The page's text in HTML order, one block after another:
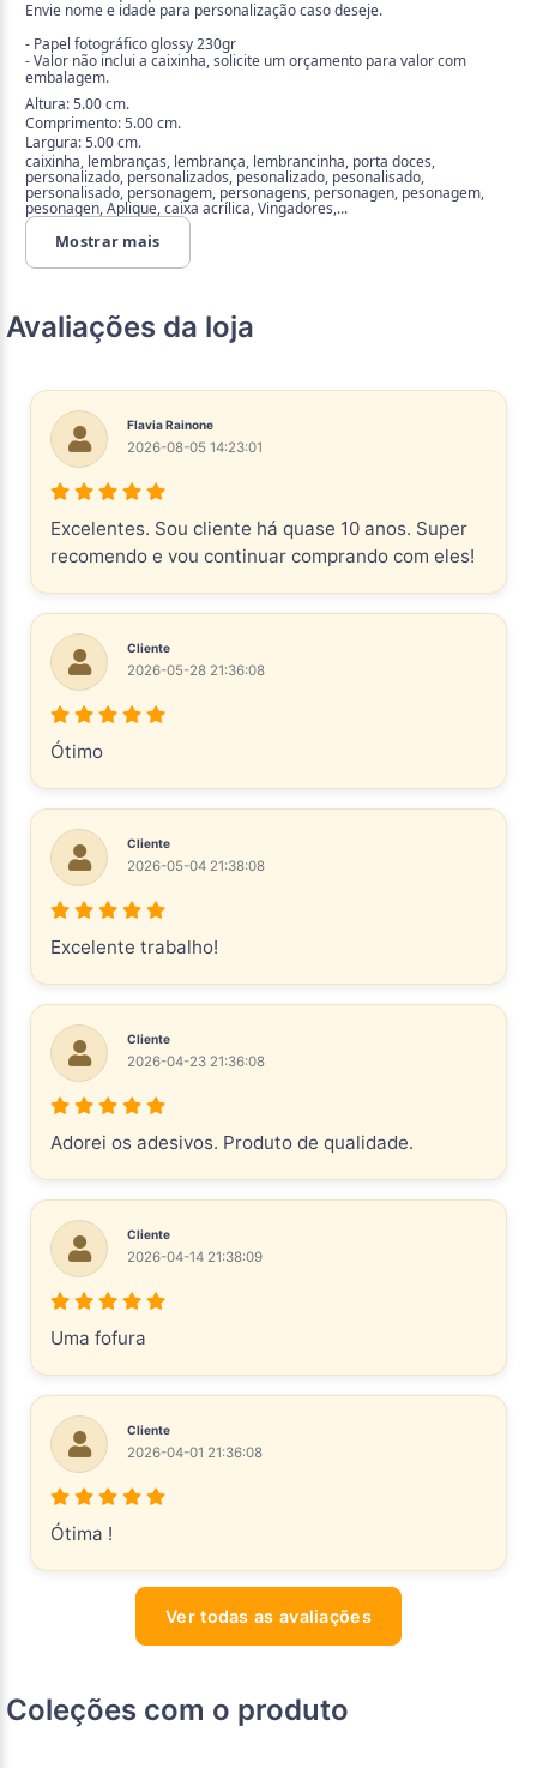
Envie nome e idade para personalização caso deseje.
- Papel fotográfico glossy 230gr
- Valor não inclui a caixinha, solicite um orçamento para valor com
embalagem.
Altura: 5.00 cm.
Comprimento: 5.00 cm.
Largura: 5.00 cm.
caixinha, lembranças, lembrança, lembrancinha, porta doces,
personalizado, personalizados, pesonalizado, pesonalisado,
personalisado, personagem, personagens, personagen, pesonagem,
pesonagen, Aplique, caixa acrílica, Vingadores,...
Mostrar mais
Avaliações da loja
Flavia Rainone
2026-08-05 14:23:01
Excelentes. Sou cliente há quase 10 anos. Super
recomendo e vou continuar comprando com eles!
Cliente
2026-05-28 21:36:08
Ótimo
Cliente
2026-05-04 21:38:08
Excelente trabalho!
Cliente
2026-04-23 21:36:08
Adorei os adesivos. Produto de qualidade.
Cliente
2026-04-14 21:38:09
Uma fofura
Cliente
2026-04-01 21:36:08
Ótima !
Ver todas as avaliações
Coleções com o produto